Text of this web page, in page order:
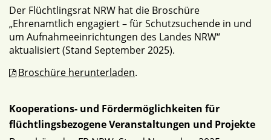
Der Flüchtlingsrat NRW hat die Broschüre
„Ehrenamtlich engagiert – für Schutzsuchende in und
um Aufnahmeeinrichtungen des Landes NRW“
aktualisiert (Stand September 2025).
Broschüre herunterladen.
Kooperations- und Fördermöglichkeiten für
flüchtlingsbezogene Veranstaltungen und Projekte